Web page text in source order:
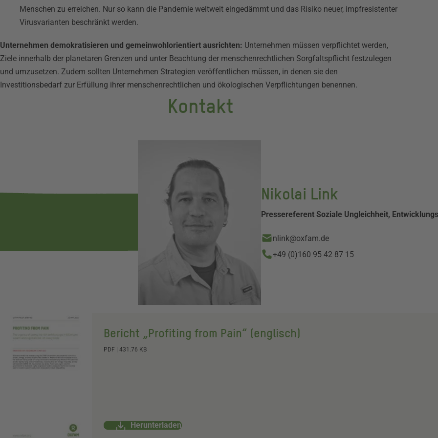
Menschen zu erreichen. Nur so kann die Pandemie weltweit eingedämmt und das Risiko neuer, impfresistenter
Virusvarianten beschränkt werden.
Unternehmen demokratisieren und gemeinwohlorientiert ausrichten: Unternehmen müssen verpflichtet werden,
Ziele innerhalb der planetaren Grenzen und unter Beachtung der menschenrechtlichen Sorgfaltspflicht festzulegen
und umzusetzen. Zudem sollten Unternehmen Strategien veröffentlichen müssen, in denen sie den
Investitionsbedarf zur Erfüllung ihrer menschenrechtlichen und ökologischen Verpflichtungen benennen.
Kontakt
Nikolai Link
Pressereferent Soziale Ungleichheit,
nlink@oxfam.de
+49 (0)160 95 42 87 15
Bericht „Profiting from Pain“ (englisch)
Dokument
PDF | 431.76 KB
Herunterladen